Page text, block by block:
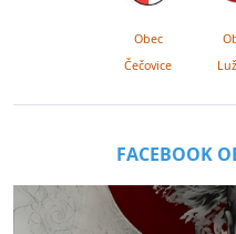
Obec
Čečovice
FACEBOOK